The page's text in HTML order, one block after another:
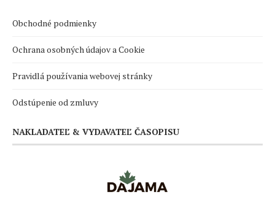
Obchodné podmienky
Ochrana osobných údajov a Cookie
Pravidlá používania webovej stránky
Odstúpenie od zmluvy
NAKLADATEĽ & VYDAVATEĽ ČASOPISU